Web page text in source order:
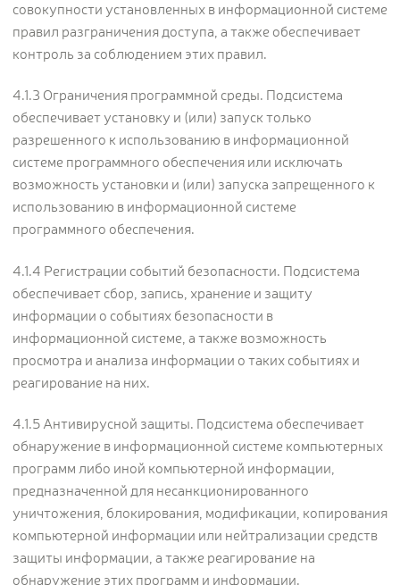
совокупности установленных в информационной системе
правил разграничения доступа, а также обеспечивает
контроль за соблюдением этих правил.
4.1.3 Ограничения программной среды. Подсистема
обеспечивает установку и (или) запуск только
разрешенного к использованию в информационной
системе программного обеспечения или исключать
возможность установки и (или) запуска запрещенного к
использованию в информационной системе
программного обеспечения.
4.1.4 Регистрации событий безопасности. Подсистема
обеспечивает сбор, запись, хранение и защиту
информации о событиях безопасности в
информационной системе, а также возможность
просмотра и анализа информации о таких событиях и
реагирование на них.
4.1.5 Антивирусной защиты. Подсистема обеспечивает
обнаружение в информационной системе компьютерных
программ либо иной компьютерной информации,
предназначенной для несанкционированного
уничтожения, блокирования, модификации, копирования
компьютерной информации или нейтрализации средств
защиты информации, а также реагирование на
обнаружение этих программ и информации.